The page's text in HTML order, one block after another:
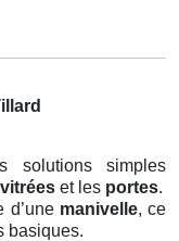
solutions simples
et les portes.
d’une manivelle, ce
basiques.